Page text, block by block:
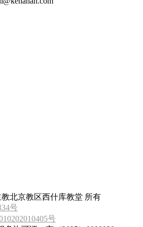
教北京教区西什库教堂 所有
号
号